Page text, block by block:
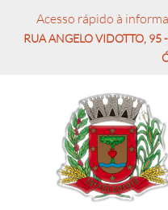
Acesso rápido à
RUA ANGELO VIDOTTO,